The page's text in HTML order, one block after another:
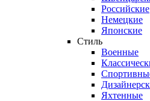
Российские
Немецкие
Японские
Стиль
Военные
Яхтенные